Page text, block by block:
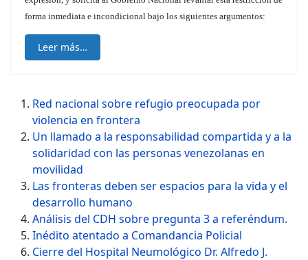
forma inmediata e incondicional bajo los siguientes argumentos:
Leer más…
Red nacional sobre refugio preocupada por
violencia en frontera
Un llamado a la responsabilidad compartida y a la
solidaridad con las personas venezolanas en
movilidad
Las fronteras deben ser espacios para la vida y el
desarrollo humano
Análisis del CDH sobre pregunta 3 a referéndum.
Inédito atentado a Comandancia Policial
Cierre del Hospital Neumológico Dr. Alfredo J.